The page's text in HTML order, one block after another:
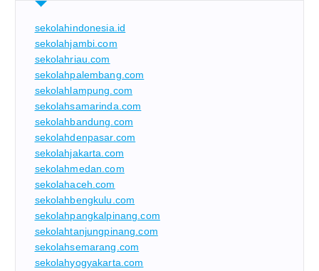
sekolahindonesia.id
sekolahjambi.com
sekolahriau.com
sekolahpalembang.com
sekolahlampung.com
sekolahsamarinda.com
sekolahbandung.com
sekolahdenpasar.com
sekolahjakarta.com
sekolahmedan.com
sekolahaceh.com
sekolahbengkulu.com
sekolahpangkalpinang.com
sekolahtanjungpinang.com
sekolahsemarang.com
sekolahyogyakarta.com